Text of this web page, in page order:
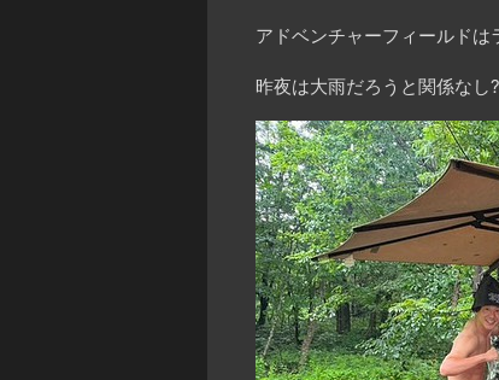
アドベンチャーフィールド
昨夜は大雨だろうと関係なし